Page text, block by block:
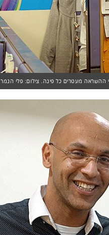
מעטרים כל פינה. צילום: פלי הנמר